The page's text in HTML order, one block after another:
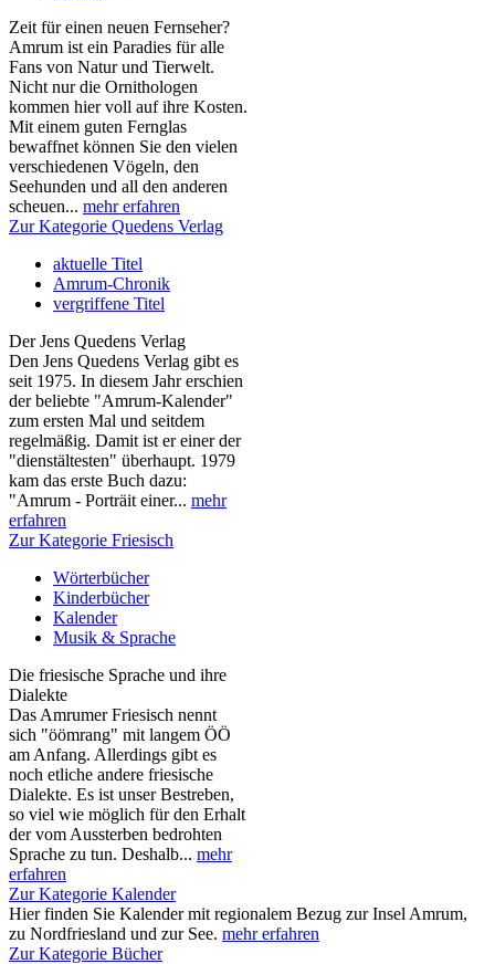
Zeit für einen neuen Fernseher?
Amrum ist ein Paradies für alle
Fans von Natur und Tierwelt.
Nicht nur die Ornithologen
kommen hier voll auf ihre Kosten.
Mit einem guten Fernglas
bewaffnet können Sie den vielen
verschiedenen Vögeln, den
Seehunden und all den anderen
scheuen... mehr erfahren
Zur Kategorie Quedens Verlag
aktuelle Titel
Amrum-Chronik
vergriffene Titel
Der Jens Quedens Verlag
Den Jens Quedens Verlag gibt es
seit 1975. In diesem Jahr erschien
der beliebte "Amrum-Kalender"
zum ersten Mal und seitdem
regelmäßig. Damit ist er einer der
"dienstältesten" überhaupt. 1979
kam das erste Buch dazu:
"Amrum - Porträit einer... mehr
erfahren
Zur Kategorie Friesisch
Wörterbücher
Kinderbücher
Kalender
Musik & Sprache
Die friesische Sprache und ihre
Dialekte
Das Amrumer Friesisch nennt
sich "öömrang" mit langem ÖÖ
am Anfang. Allerdings gibt es
noch etliche andere friesische
Dialekte. Es ist unser Bestreben,
so viel wie möglich für den Erhalt
der vom Aussterben bedrohten
Sprache zu tun. Deshalb... mehr
erfahren
Zur Kategorie Kalender
Hier finden Sie Kalender mit regionalem Bezug zur Insel Amrum,
zu Nordfriesland und zur See. mehr erfahren
Zur Kategorie Bücher